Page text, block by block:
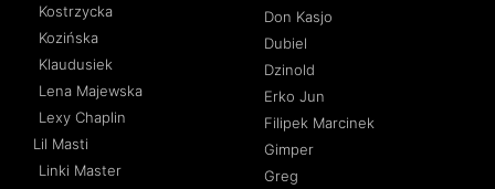
Kostrzycka
Kozińska
Klaudusiek
Lena Majewska
Lexy Chaplin
Lil Masti
Linki Master
Don Kasjo
Dubiel
Dzinold
Erko Jun
Filipek Marcinek
Gimper
Greg